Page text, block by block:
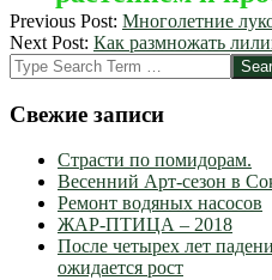
2012-
09-
14
Previous Post: Многолетние
Next Post: Как размножать
Search
Свежие записи
Страсти по помидорам.
Весенний Арт-сезон в
Ремонт водяных насосов
ЖАР-ПТИЦА – 2018
После четырех лет
ожидается рост